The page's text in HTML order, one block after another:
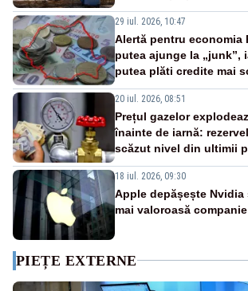
29 iul. 2026, 10:47
Alertă pentru economia
putea ajunge la „junk”,
putea plăti credite mai
20 iul. 2026, 08:51
Prețul gazelor
înainte de iarnă:
scăzut nivel din ultimii
18 iul. 2026, 09:30
Apple depășește Nvidia
mai valoroasă
PIEȚE EXTERNE